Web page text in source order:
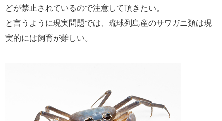
どが禁止されているので注意して頂きたい。
と言うように現実問題では、琉球列島産のサワガニ類は現
実的には飼育が難しい。